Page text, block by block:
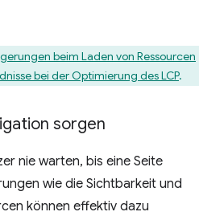
beim Laden von Ressourcen
bei der Optimierung des LCP.
sorgen
nie warten, bis eine Seite
wie die Sichtbarkeit und
können effektiv dazu